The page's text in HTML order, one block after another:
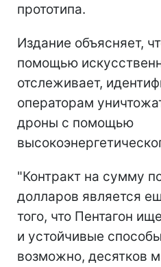
прототипа.
Издание объясняет,
помощью
отслеживает,
операторам
дроны с помощью
"Контракт на сумму
долларов является
того, что Пентагон
и устойчивые
возможно, десятков